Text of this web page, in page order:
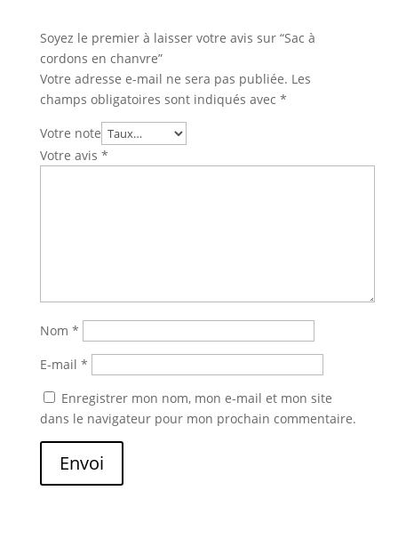
Soyez le premier à laisser votre avis sur “Sac à
cordons en chanvre”
Votre adresse e-mail ne sera pas publiée. Les
champs obligatoires sont indiqués avec *
Votre note
Votre avis *
Nom *
E-mail *
Enregistrer mon nom, mon e-mail et mon site
dans le navigateur pour mon prochain commentaire.
Envoi